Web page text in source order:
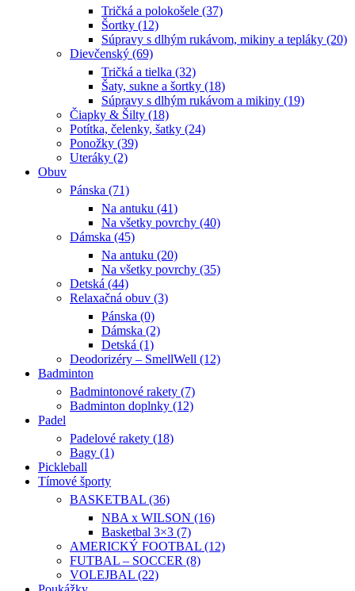
Tričká a polokošele (37)
Šortky (12)
Súpravy s dlhým rukávom, mikiny a tepláky (20)
Dievčenský (69)
Tričká a tielka (32)
Šaty, sukne a šortky (18)
Súpravy s dlhým rukávom a mikiny (19)
Čiapky & Šilty (18)
Potítka, čelenky, šatky (24)
Ponožky (39)
Uteráky (2)
Obuv
Pánska (71)
Na antuku (41)
Na všetky povrchy (40)
Dámska (45)
Na antuku (20)
Na všetky povrchy (35)
Detská (44)
Relaxačná obuv (3)
Pánska (0)
Dámska (2)
Detská (1)
Deodorizéry – SmellWell (12)
Badminton
Badmintonové rakety (7)
Badminton doplnky (12)
Padel
Padelové rakety (18)
Bagy (1)
Pickleball
Tímové športy
BASKETBAL (36)
NBA x WILSON (16)
Basketbal 3×3 (7)
AMERICKÝ FOOTBAL (12)
FUTBAL – SOCCER (8)
VOLEJBAL (22)